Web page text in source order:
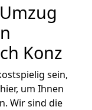
Konz
sein,
um Ihnen
Wir sind die